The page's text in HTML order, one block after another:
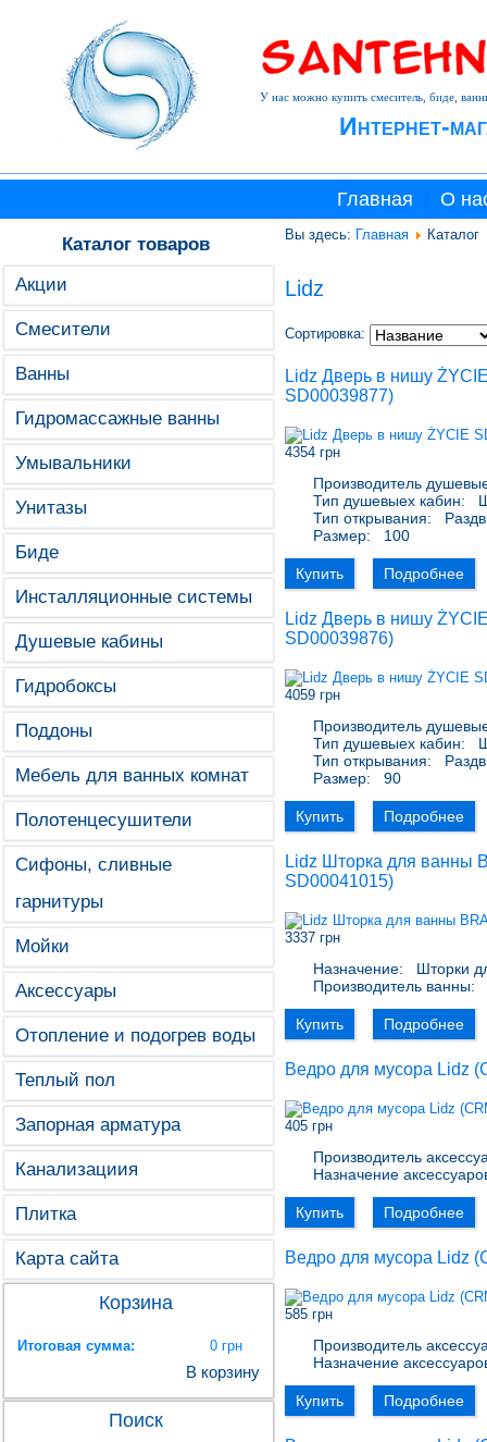
Интернет-
У нас можно купить смеситель, биде,
Главная О
Каталог товаров
Акции
Смесители
Ванны
Гидромассажные ванны
Умывальники
Унитазы
Биде
Инсталляционные системы
Душевые кабины
Гидробоксы
Поддоны
Мебель для ванных комнат
Полотенцесушители
Сифоны, сливные
гарнитуры
Мойки
Аксессуары
Отопление и подогрев воды
Теплый пол
Запорная арматура
Канализациия
Плитка
Карта сайта
Корзина
Итоговая сумма: 0 грн
В корзину
Поиск
Вы здесь: Главная Каталог
Lidz
Сортировка:
Lidz Дверь в нишу
SD00039877)
4354 грн
Производитель
Тип душевыех кабин:
Тип открывания:
Размер:
100
Купить Подробнее
Lidz Дверь в нишу
SD00039876)
4059 грн
Производитель
Тип душевыех кабин:
Тип открывания:
Размер:
90
Купить Подробнее
Lidz Шторка для ванны
SD00041015)
3337 грн
Назначение:
Шторки
Производитель ванны:
Купить Подробнее
Ведро для мусора Lidz
405 грн
Производитель
Назначение
Купить Подробнее
Ведро для мусора Lidz
585 грн
Производитель
Назначение
Купить Подробнее